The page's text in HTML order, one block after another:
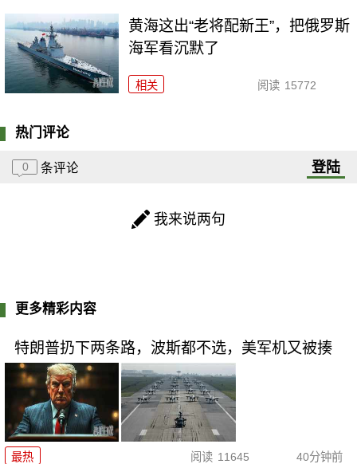
黄海这出“老将配新王”，把俄罗斯
海军看沉默了
相关 阅读 15772
热门评论
0 条评论 登陆
我来说两句
更多精彩内容
特朗普扔下两条路，波斯都不选，美军机又被揍
最热 阅读 11645 40分钟前